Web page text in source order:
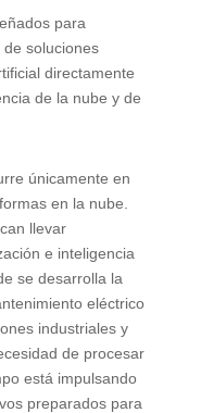
para
soluciones
directamente
de la nube y de
únicamente en
en la nube.
llevar
e inteligencia
se desarrolla la
eléctrico
industriales y
de procesar
está impulsando
preparados para